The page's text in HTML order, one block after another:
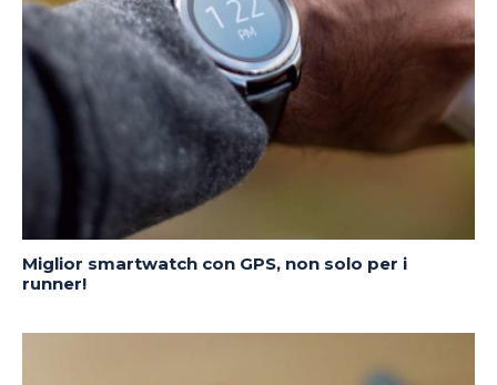
Miglior smartwatch con GPS, non solo per i
runner!